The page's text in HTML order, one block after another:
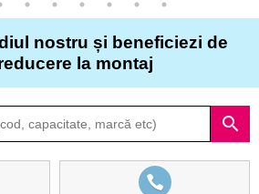
nostru și beneficiezi de
la montaj
search